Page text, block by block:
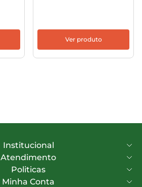
Ver produto
Institucional
Atendimento
Politicas
Minha Conta